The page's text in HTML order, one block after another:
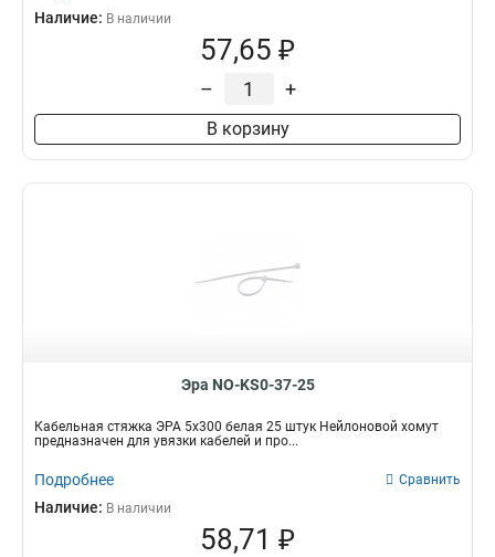
Наличие: В наличии
57,65 ₽
– +
В корзину
Эра NO-KS0-37-25
Кабельная стяжка ЭРА 5x300 белая 25 штук Нейлоновой хомут
предназначен для увязки кабелей и про...
Подробнее Сравнить
Наличие: В наличии
58,71 ₽